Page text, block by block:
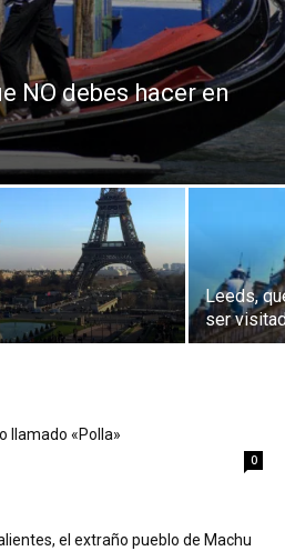
Eyes
NO debes hacer en
Leeds,
ser
llamado «Polla»
0
el extraño pueblo de Machu